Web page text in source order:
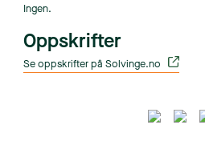
Ingen.
Oppskrifter
Se oppskrifter på Solvinge.no